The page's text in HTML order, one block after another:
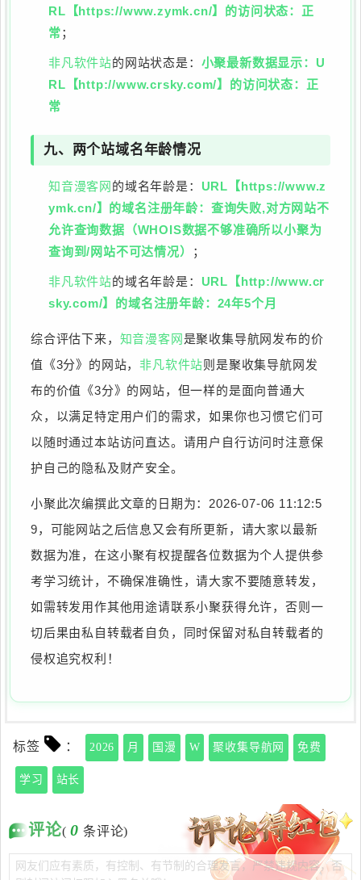
RL【https://www.zymk.cn/】的访问状态：正
常；
非凡软件站的网站状态是： 小聚最新数据显示：U
RL【http://www.crsky.com/】的访问状态：正
常
九、两个站域名年龄情况
知音漫客网 的域名年龄是： URL【https://www.z
ymk.cn/】的域名注册年龄：查询失败,对方网站不
允许查询数据（WHOIS数据不够准确所以小聚为
查询到/网站不可达情况）
；
非凡软件站的域名年龄是： URL【http://www.cr
sky.com/】的域名注册年龄：24年5个月
综合评估下来， 知音漫客网是聚收集导航网发布的价
值《3分》的网站，非凡软件站则是聚收集导航网发
布的价值《3分》的网站，但一样的是面向普通大
众，以满足特定用户们的需求，如果你也习惯它们可
以随时通过本站访问直达。请用户自行访问时注意保
护自己的隐私及财产安全。
小聚此次编撰此文章的日期为：2026-07-06 11:12:5
9，可能网站之后信息又会有所更新，请大家以最新
数据为准，在这小聚有权提醒各位数据为个人提供参
考学习统计，不确保准确性，请大家不要随意转发，
如需转发用作其他用途请联系小聚获得允许，否则一
切后果由私自转载者自负，同时保留对私自转载者的
侵权追究权利！
标签 ： 2026 月 国漫 W 聚收集导航网 免费
学习 站长
评论(0 条评论)